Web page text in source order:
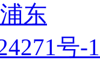
东
号-1